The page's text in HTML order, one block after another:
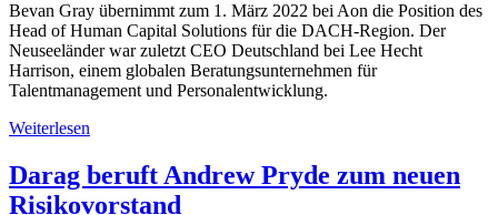
Bevan Gray übernimmt zum 1. März 2022 bei Aon die Position des
Head of Human Capital Solutions für die DACH-Region. Der
Neuseeländer war zuletzt CEO Deutschland bei Lee Hecht
Harrison, einem globalen Beratungsunternehmen für
Talentmanagement und Personalentwicklung.
Weiterlesen
Darag beruft Andrew Pryde zum neuen
Risikovorstand